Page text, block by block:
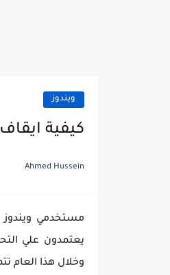
ويندوز
كيفية ايقاف
Ahmed Hussein
وخلال هذا العام